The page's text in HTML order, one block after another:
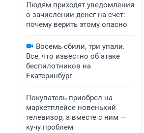
Людям приходят уведомления
о зачислении денег на счет:
почему верить этому опасно
Восемь сбили, три упали.
Все, что известно об атаке
беспилотников на
Екатеринбург
Покупатель приобрел на
маркетплейсе новенький
телевизор, а вместе с ним —
кучу проблем